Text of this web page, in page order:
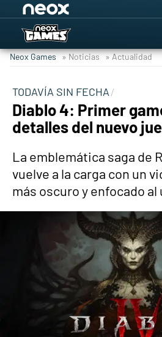
Hyrule
Cyberpunk
Hyrule
Neox Games » Noticias » Actualidad
TODAVÍA SIN FECHA
Diablo 4: Primer
detalles del nuevo
La emblemática saga de
vuelve a la carga con un
más oscuro y enfocado al